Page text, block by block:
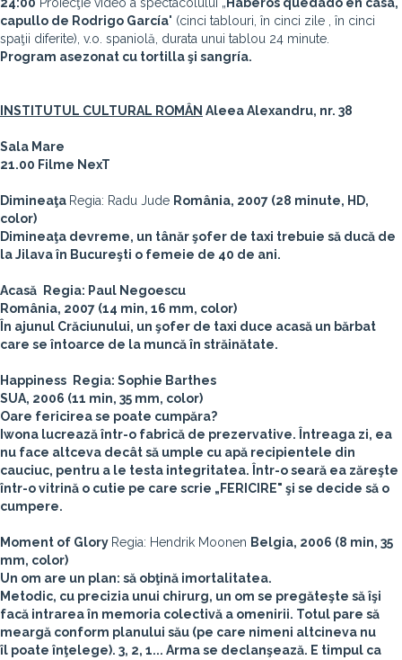
capullo de Rodrigo García" (cinci tablouri, în cinci zile , în cinci
spaţii diferite), v.o. spaniolă, durata unui tablou 24 minute.
Program asezonat cu tortilla şi sangría.
INSTITUTUL CULTURAL ROMÂN Aleea Alexandru, nr. 38
Sala Mare
21.00 Filme NexT
Dimineaţa Regia: Radu Jude România, 2007 (28 minute, HD,
color)
Dimineaţa devreme, un tânăr şofer de taxi trebuie să ducă de
la Jilava în Bucureşti o femeie de 40 de ani.
Acasă
Regia: Paul Negoescu
România, 2007 (14 min, 16 mm, color)
În ajunul Crăciunului, un şofer de taxi duce acasă un bărbat
care se întoarce de la muncă în străinătate.
Happiness
Regia: Sophie Barthes
SUA, 2006 (11 min, 35 mm, color)
Oare fericirea se poate cumpăra?
Iwona lucrează într-o fabrică de prezervative. Întreaga zi, ea
nu face altceva decât să umple cu apă recipientele din
cauciuc, pentru a le testa integritatea. Într-o seară ea zăreşte
într-o vitrină o cutie pe care scrie „FERICIRE" şi se decide să o
cumpere.
Moment of Glory Regia: Hendrik Moonen Belgia, 2006 (8 min, 35
mm, color)
Un om are un plan: să obţină imortalitatea.
Metodic, cu precizia unui chirurg, un om se pregăteşte să îşi
facă intrarea în memoria colectivă a omenirii. Totul pare să
meargă conform planului său (pe care nimeni altcineva nu
îl poate înţelege). 3, 2, 1... Arma se declanşează. E timpul ca